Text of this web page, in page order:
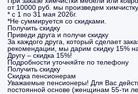
от 10000 руб. мы произведем
* с 1 по 31 мая 2026г.
*Не суммируется со скидками.
Получить скидку
Приведи друга и получи скидку
За каждого друга, который сделает
рекомендации, мы дарим скидку 15%
Другу – скидка 15%!
Подробности уточняйте по телефону
Получить скидку
Скидка пенсионерам
Уважаемые пенсионеры! Для Вас
постоянной основе (женщинам 55-ти